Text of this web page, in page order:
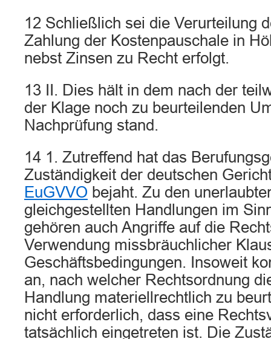
12 Schließlich sei die Verurteilung
Zahlung der Kostenpauschale in
nebst Zinsen zu Recht erfolgt.
13 II. Dies hält in dem nach der
der Klage noch zu beurteilenden
Nachprüfung stand.
14 1. Zutreffend hat das
Zuständigkeit der deutschen
EuGVVO bejaht. Zu den
gleichgestellten Handlungen im
gehören auch Angriffe auf die
Verwendung missbräuchlicher
Geschäftsbedingungen. Insoweit
an, nach welcher Rechtsordnung
Handlung materiellrechtlich zu
nicht erforderlich, dass eine
tatsächlich eingetreten ist. Die